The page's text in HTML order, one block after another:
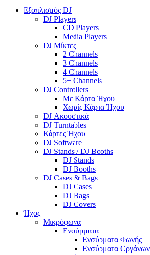
Εξοπλισμός DJ
DJ Players
CD Players
Media Players
DJ Μίκτες
2 Channels
3 Channels
4 Channels
5+ Channels
DJ Controllers
Με Κάρτα Ήχου
Χωρίς Κάρτα Ήχου
DJ Ακουστικά
DJ Turntables
Κάρτες Ήχου
DJ Software
DJ Stands / DJ Booths
DJ Stands
DJ Booths
DJ Cases & Bags
DJ Cases
DJ Bags
DJ Covers
Ήχος
Μικρόφωνα
Ενσύρματα
Ενσύρματα Φωνής
Ενσύρματα Οργάνων